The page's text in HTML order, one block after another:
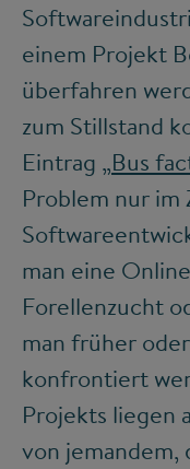
einem Projekt
überfahren
zum Stillstand
Eintrag „Bus
Problem nur im
man eine
Forellenzucht
man früher
konfrontiert
Projekts liegen
von jemandem,